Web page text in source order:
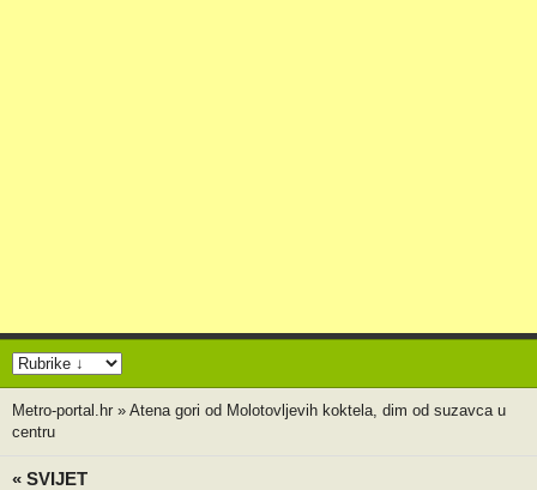
Metro-portal.hr » Atena gori od Molotovljevih koktela, dim od suzavca u
centru
« SVIJET